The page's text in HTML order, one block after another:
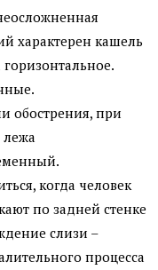
характерен кашель
обострения, при
когда человек
по задней стенке
слизи –
процесса